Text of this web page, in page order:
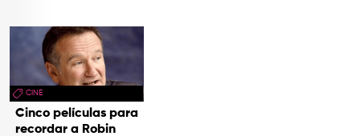
CINE
Cinco películas para
recordar a Robin